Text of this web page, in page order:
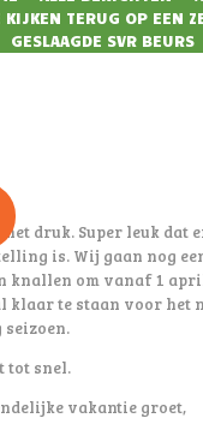
KIJKEN TERUG OP EEN
GESLAAGDE SVR BEURS
het druk. Super leuk dat
is. Wij gaan nog
knallen om vanaf 1
klaar te staan voor het
seizoen.
tot snel.
vakantie groet,